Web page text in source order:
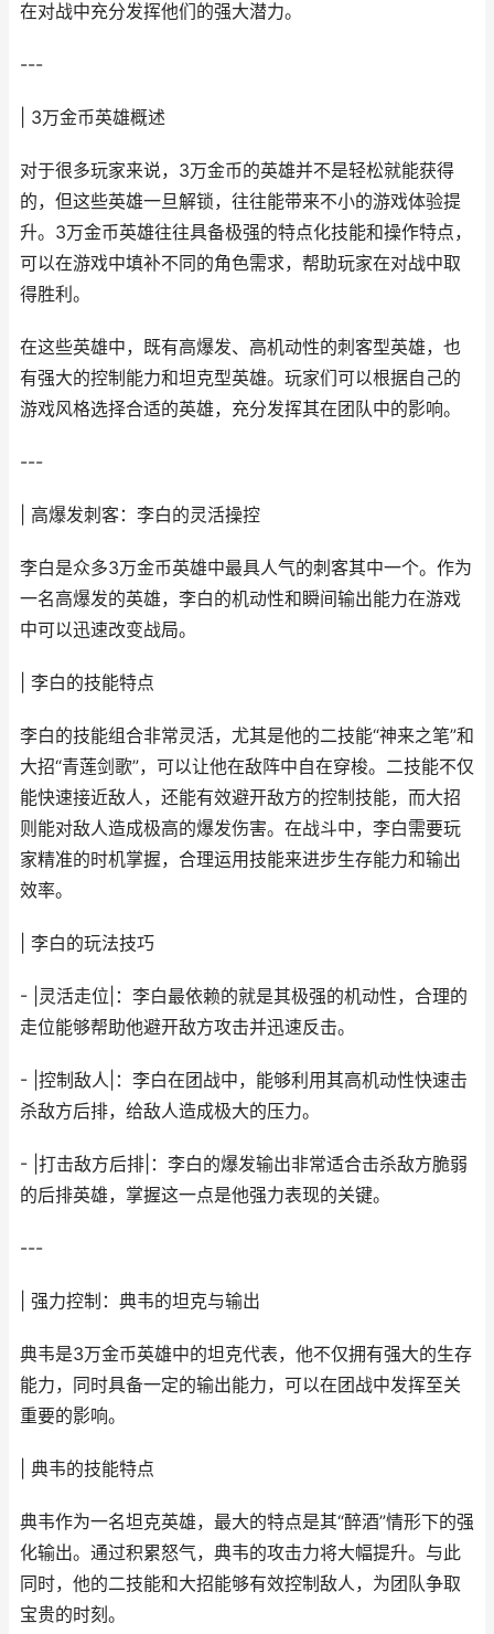
在对战中充分发挥他们的强大潜力。
---
| 3万金币英雄概述
对于很多玩家来说，3万金币的英雄并不是轻松就能获得
的，但这些英雄一旦解锁，往往能带来不小的游戏体验提
升。3万金币英雄往往具备极强的特点化技能和操作特点，
可以在游戏中填补不同的角色需求，帮助玩家在对战中取
得胜利。
在这些英雄中，既有高爆发、高机动性的刺客型英雄，也
有强大的控制能力和坦克型英雄。玩家们可以根据自己的
游戏风格选择合适的英雄，充分发挥其在团队中的影响。
---
| 高爆发刺客：李白的灵活操控
李白是众多3万金币英雄中最具人气的刺客其中一个。作为
一名高爆发的英雄，李白的机动性和瞬间输出能力在游戏
中可以迅速改变战局。
| 李白的技能特点
李白的技能组合非常灵活，尤其是他的二技能“神来之笔”和
大招“青莲剑歌”，可以让他在敌阵中自在穿梭。二技能不仅
能快速接近敌人，还能有效避开敌方的控制技能，而大招
则能对敌人造成极高的爆发伤害。在战斗中，李白需要玩
家精准的时机掌握，合理运用技能来进步生存能力和输出
效率。
| 李白的玩法技巧
- |灵活走位|：李白最依赖的就是其极强的机动性，合理的
走位能够帮助他避开敌方攻击并迅速反击。
- |控制敌人|：李白在团战中，能够利用其高机动性快速击
杀敌方后排，给敌人造成极大的压力。
- |打击敌方后排|：李白的爆发输出非常适合击杀敌方脆弱
的后排英雄，掌握这一点是他强力表现的关键。
---
| 强力控制：典韦的坦克与输出
典韦是3万金币英雄中的坦克代表，他不仅拥有强大的生存
能力，同时具备一定的输出能力，可以在团战中发挥至关
重要的影响。
| 典韦的技能特点
典韦作为一名坦克英雄，最大的特点是其“醉酒”情形下的强
化输出。通过积累怒气，典韦的攻击力将大幅提升。与此
同时，他的二技能和大招能够有效控制敌人，为团队争取
宝贵的时刻。